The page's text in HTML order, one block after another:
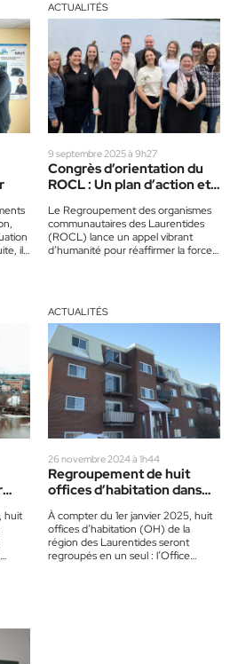
il
ACTUALITÉS
9 septembre 2025 à 9h27
Congrès d’orientation du
ROCL : Un plan d’action et
Le Regroupement des organismes
communautaires des Laurentides
(ROCL) lance un appel vibrant
d’humanité pour réaffirmer la force
huit
ACTUALITÉS
26 novembre 2024 à 1h44
Regroupement de huit
offices d’habitation dans
les Laurentides
À compter du 1er janvier 2025, huit
offices d’habitation (OH) de la
région des Laurentides seront
regroupés en un seul : l’Office